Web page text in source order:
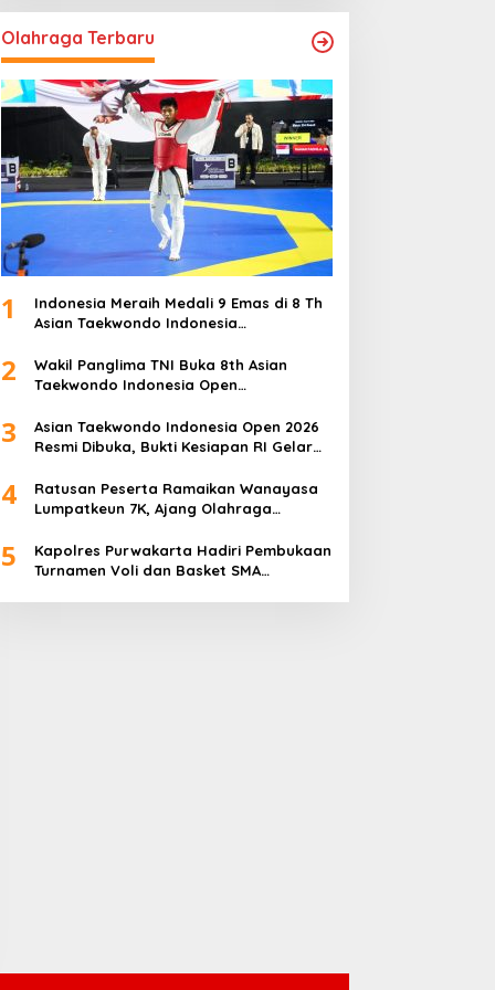
Olahraga Terbaru
1
Indonesia Meraih Medali 9 Emas di 8 Th
Asian Taekwondo Indonesia
2
Wakil Panglima TNI Buka 8th Asian
Taekwondo Indonesia Open
3
Asian Taekwondo Indonesia Open 2026
Resmi Dibuka, Bukti Kesiapan RI Gelar
4
Ratusan Peserta Ramaikan Wanayasa
Lumpatkeun 7K, Ajang Olahraga
5
Kapolres Purwakarta Hadiri Pembukaan
Turnamen Voli dan Basket SMA